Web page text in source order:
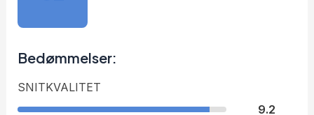
Bedømmelser:
SNITKVALITET
9.2